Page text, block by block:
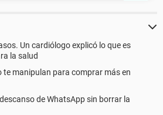
Un cardiólogo explicó lo que es
la salud
te manipulan para comprar más en
de WhatsApp sin borrar la